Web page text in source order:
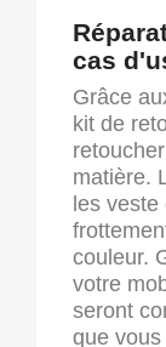
cas
Grâce
kit de
matière.
les
couleur.
votre
seront
que